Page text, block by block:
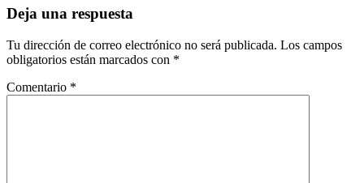
Deja una respuesta
Tu dirección de correo electrónico no será publicada. Los campos
obligatorios están marcados con *
Comentario *